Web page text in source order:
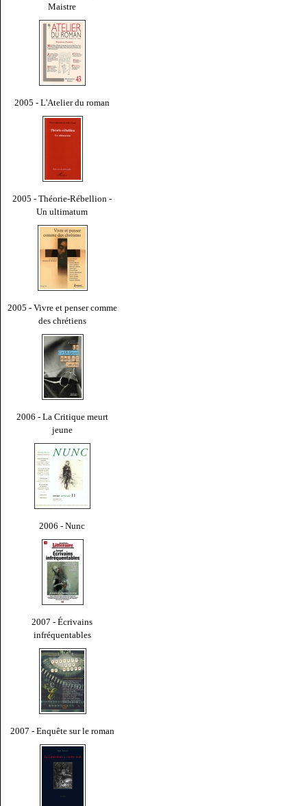
Maistre
2005 - L'Atelier du roman
2005 - Théorie-Rébellion -
Un ultimatum
2005 - Vivre et penser comme
des chrétiens
2006 - La Critique meurt
jeune
2006 - Nunc
2007 - Écrivains
infréquentables
2007 - Enquête sur le roman